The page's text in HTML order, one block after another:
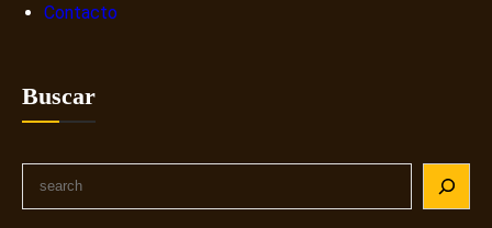
Contacto
Buscar